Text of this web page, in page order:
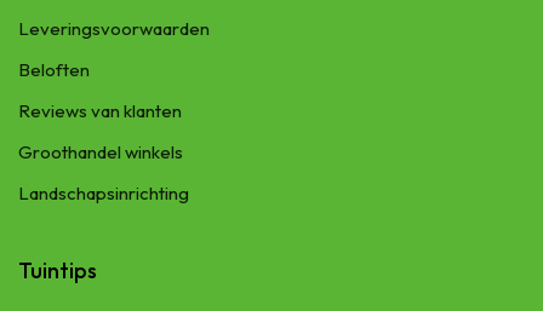
Leveringsvoorwaarden
Beloften
Reviews van klanten
Groothandel winkels
Landschapsinrichting
Tuintips